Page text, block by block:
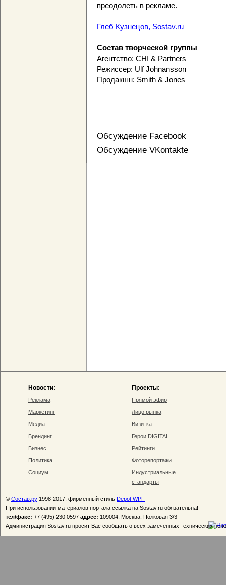
преодолеть в рекламе.
Глеб Кузнецов, Sostav.ru
Состав творческой группы
Агентство: CHI & Partners
Режиссер: Ulf Johnansson
Продакшн: Smith & Jones
Обсуждение Facebook
Обсуждение VKontakte
Новости:
Реклама
Маркетинг
Медиа
Брендинг
Бизнес
Политика
Социум
Проекты:
Прямой эфир
Лицо рынка
Визитка
Герои DIGITAL
Рейтинги
Фоторепортажи
Индустриальные
стандарты
© Состав.ру 1998-2017, фирменный стиль Depot WPF
При использовании материалов портала ссылка на Sostav.ru обязательна!
тел/факс: +7 (495) 230 0597 адрес: 109004, Москва, Полковая 3/3
Администрация Sostav.ru просит Вас сообщать о всех замеченных технических